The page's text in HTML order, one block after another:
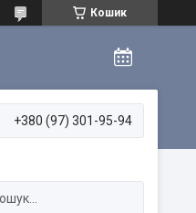
Кошик
+380 (97) 301-95-94